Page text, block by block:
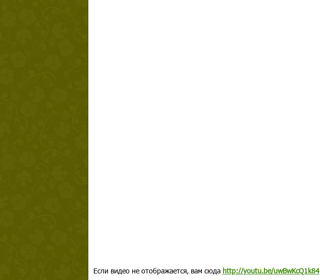
Если видео не отображается, вам сюда http://youtu.be/uwBwKcQ1k84